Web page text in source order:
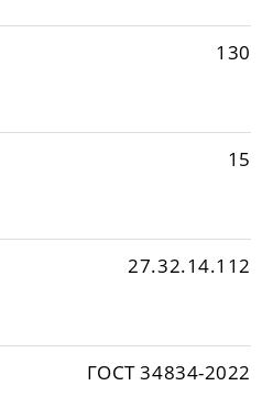
130
15
27.32.14.112
ГОСТ 34834-2022